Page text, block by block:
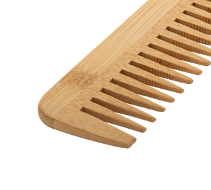
Bureau onderleggers
Bureau organizers